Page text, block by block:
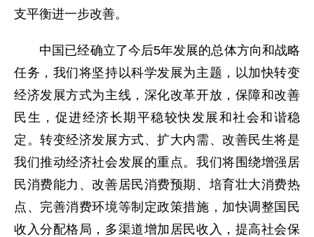
支平衡进一步改善。
中国已经确立了今后5年发展的总体方向和战略
任务，我们将坚持以科学发展为主题，以加快转变
经济发展方式为主线，深化改革开放，保障和改善
民生，促进经济长期平稳较快发展和社会和谐稳
定。转变经济发展方式、扩大内需、改善民生将是
我们推动经济社会发展的重点。我们将围绕增强居
民消费能力、改善居民消费预期、培育壮大消费热
点、完善消费环境等制定政策措施，加快调整国民
收入分配格局，多渠道增加居民收入，提高社会保